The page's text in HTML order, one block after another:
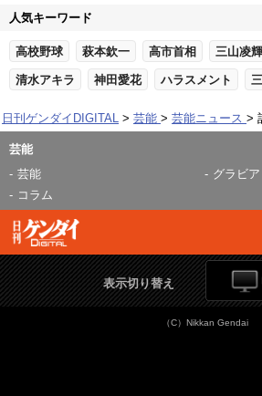
人気キーワード
高校野球 萩本欽一 高市首相 三山凌輝
清水アキラ 神田愛花 ハラスメント
日刊ゲンダイDIGITAL 芸能 芸能ニュース
芸能
芸能
グラビア
コラム
表示切り替え
（C）Nikkan Gendai